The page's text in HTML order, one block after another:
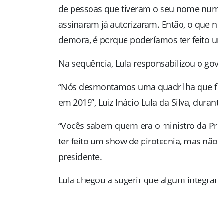
de pessoas que tiveram o seu nome
assinaram já autorizaram. Então, o que
demora, é porque poderíamos ter feito
Na sequência, Lula responsabilizou o
“Nós desmontamos uma quadrilha que
em 2019”, Luiz Inácio Lula da Silva,
“Vocês sabem quem era o ministro da
ter feito um show de pirotecnia, mas
presidente.
Lula chegou a sugerir que algum